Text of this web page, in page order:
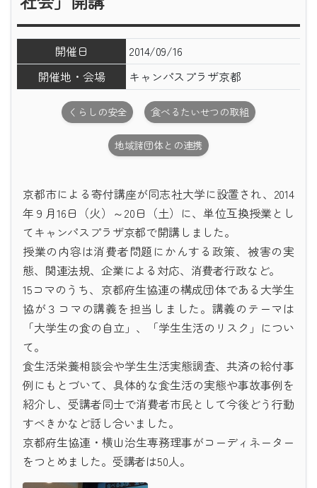
開催日
2014/09/16
開催地・会場
キャンパスプラザ京都
くらしの安全 食べるたいせつの取組
地域諸団体との連携
京都市による寄付講座が同志社大学に設置され、2014
年９月16日（火）～20日（土）に、単位互換授業とし
てキャンパスプラザ京都で開講しました。
授業の内容は消費者問題にかんする政策、被害の実
態、関連法規、企業による対応、消費者行政など。
15コマのうち、京都府生協連の構成団体である大学生
協が３コマの講義を担当しました。講義のテーマは
「大学生の食の自立」、「学生生活のリスク」につい
て。
食生活栄養相談会や学生生活実態調査、共済の給付事
例にもとづいて、具体的な食生活の実態や事故事例を
紹介し、受講者同士で消費者市民として今後どう行動
すべきかなど話し合いました。
京都府生協連・横山治生専務理事がコーディネーター
をつとめました。受講者は50人。